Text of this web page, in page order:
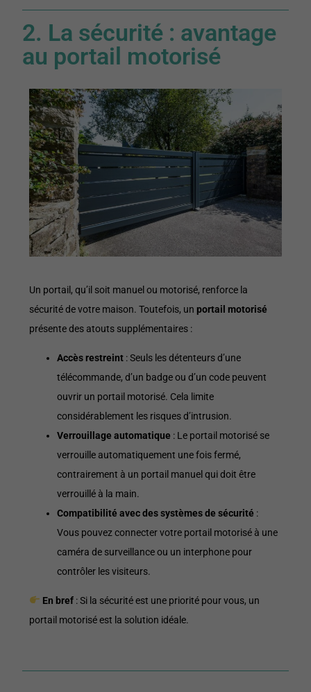
2. La sécurité : avantage
au portail motorisé
Un portail, qu’il soit manuel ou motorisé, renforce la
sécurité de votre maison. Toutefois, unportail motorisé
présente des atouts supplémentaires :
Accès restreint : Seuls les détenteurs d’une
télécommande, d’un badge ou d’un code peuvent
ouvrir un portail motorisé. Cela limite
considérablement les risques d’intrusion.
Verrouillage automatique : Le portail motorisé se
verrouille automatiquement une fois fermé,
contrairement à un portail manuel qui doit être
verrouillé à la main.
Compatibilité avec des systèmes de sécurité :
Vous pouvez connecter votre portail motorisé à une
caméra de surveillance ou un interphone pour
contrôler les visiteurs.
En bref : Si la sécurité est une priorité pour vous, un
portail motorisé est la solution idéale.